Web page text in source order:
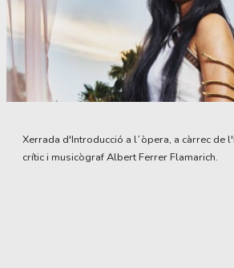
Xerrada d'Introducció a l´òpera, a càrrec de
crític i musicògraf Albert Ferrer Flamarich.